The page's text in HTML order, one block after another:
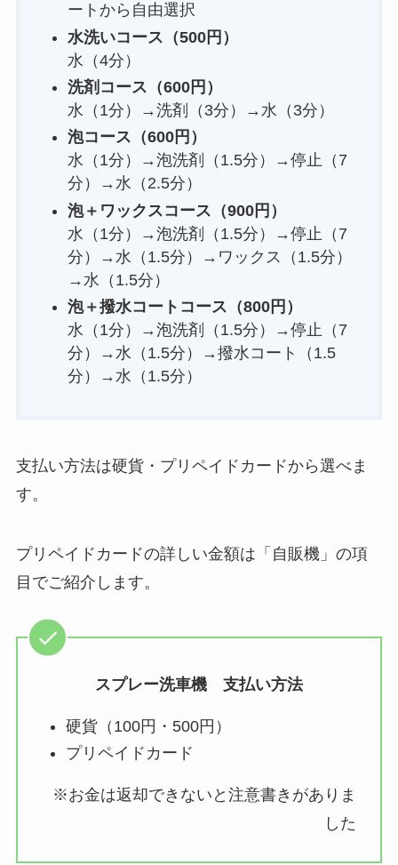
ートから自由選択
水洗いコース（500円）
水（4分）
洗剤コース（600円）
水（1分）→洗剤（3分）→水（3分）
泡コース（600円）
水（1分）→泡洗剤（1.5分）→停止（7
分）→水（2.5分）
泡＋ワックスコース（900円）
水（1分）→泡洗剤（1.5分）→停止（7
分）→水（1.5分）→ワックス（1.5分）
→水（1.5分）
泡＋撥水コートコース（800円）
水（1分）→泡洗剤（1.5分）→停止（7
分）→水（1.5分）→撥水コート（1.5
分）→水（1.5分）
支払い方法は硬貨・プリペイドカードから選べま
す。
プリペイドカードの詳しい金額は「自販機」の項
目でご紹介します。
スプレー洗車機 支払い方法
硬貨（100円・500円）
プリペイドカード
※お金は返却できないと注意書きがありま
した